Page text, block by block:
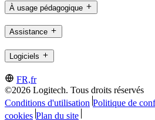
À usage pédagogique
Assistance
Logiciels
FR,fr
©2026 Logitech. Tous droits réservés
Conditions d'utilisation Politique de
cookies Plan du site